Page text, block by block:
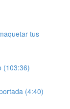
tus
(103:36)
(4:40)